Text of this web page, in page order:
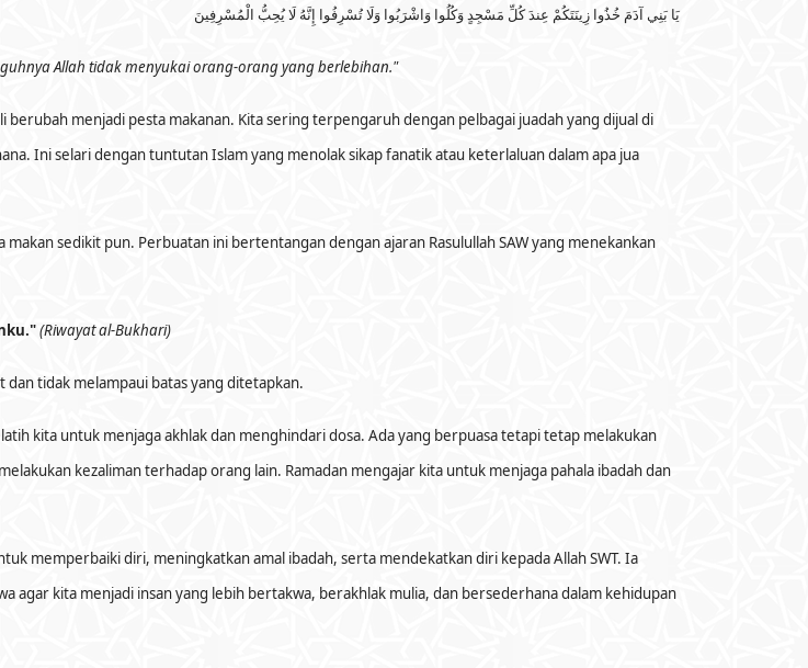
يَا بَنِي آدَمَ خُذُوا زِينَتَكُمْ عِندَ كُلِّ مَسْجِدٍ وَكُلُوا وَاشْرَبُوا وَلَا تُسْرِفُوا إِنَّهُ لَا يُحِبُّ الْمُسْرِفِينَ
Allah tidak menyukai orang-orang yang berlebihan."
menjadi pesta makanan. Kita sering terpengaruh dengan pelbagai juadah yang dijual di
Ini selari dengan tuntutan Islam yang menolak sikap fanatik atau keterlaluan dalam apa jua
sedikit pun. Perbuatan ini bertentangan dengan ajaran Rasulullah SAW yang menekankan
(Riwayat al-Bukhari)
dan tidak melampaui batas yang ditetapkan.
kita untuk menjaga akhlak dan menghindari dosa. Ada yang berpuasa tetapi tetap melakukan
kezaliman terhadap orang lain. Ramadan mengajar kita untuk menjaga pahala ibadah dan
memperbaiki diri, meningkatkan amal ibadah, serta mendekatkan diri kepada Allah SWT. Ia
agar kita menjadi insan yang lebih bertakwa, berakhlak mulia, dan bersederhana dalam kehidupan